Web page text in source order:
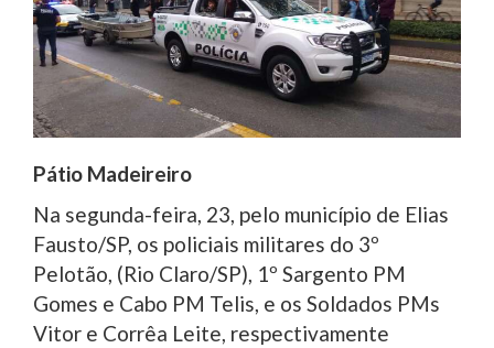
Pátio Madeireiro
Na segunda-feira, 23, pelo município de Elias
Fausto/SP, os policiais militares do 3º
Pelotão, (Rio Claro/SP), 1º Sargento PM
Gomes e Cabo PM Telis, e os Soldados PMs
Vitor e Corrêa Leite, respectivamente